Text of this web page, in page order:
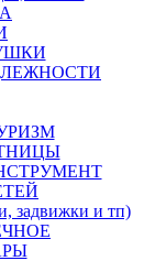
и тп)